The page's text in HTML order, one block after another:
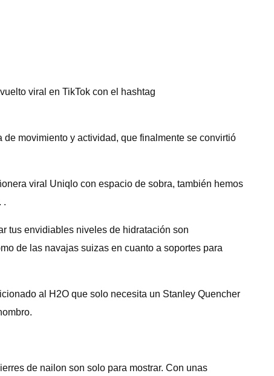
viral en TikTok con el hashtag
movimiento y actividad, que finalmente se convirtió
viral Uniqlo con espacio de sobra, también hemos
.
tus envidiables niveles de hidratación son
de las navajas suizas en cuanto a soportes para
al H2O que solo necesita un Stanley Quencher
de nailon son solo para mostrar. Con unas